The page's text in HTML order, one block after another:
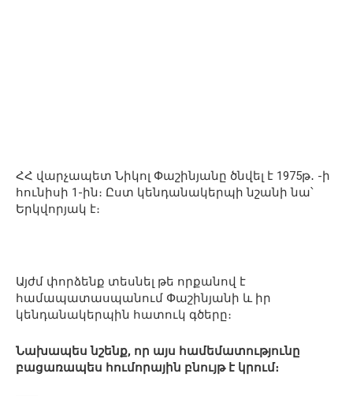
ՀՀ վարչապետ Նիկոլ Փաշինյանը ծնվել է 1975թ․ -ի
հունիսի 1-ին։ Ըստ կենդանակերպի նշանի նա՝
Երկվորյակ է։
Այժմ փորձենք տեսնել թե որքանով է
համապատասպանում Փաշինյանի և իր
կենդանակերպին հատուկ գծերը։
Նախապես նշենք, որ այս համեմատությունը
բացառապես հումորային բնույթ է կրում։